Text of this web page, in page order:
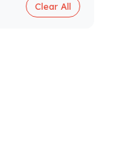
Clear All